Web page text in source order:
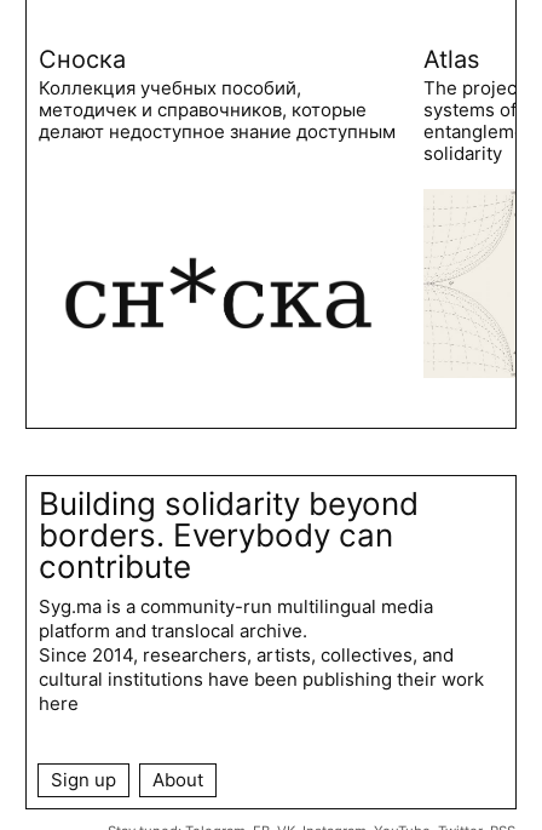
Сноска
Коллекция учебных пособий,
методичек и справочников, которые
делают недоступное знание доступным
Atlas
The project
systems of
solidarity
Building solidarity beyond
borders. Everybody can
contribute
Syg.ma is a community-run multilingual media
platform and translocal archive.
Since 2014, researchers, artists, collectives, and
cultural institutions have been publishing their work
here
Sign up About